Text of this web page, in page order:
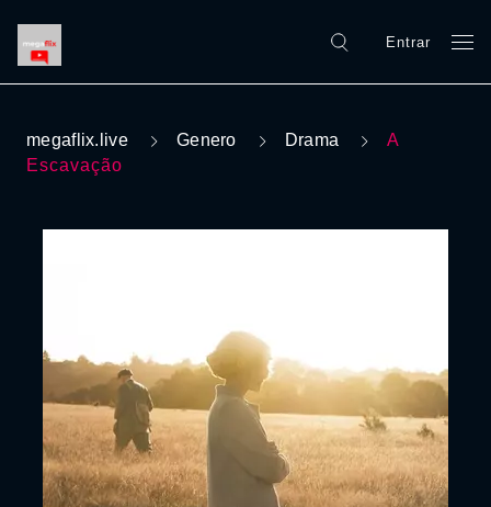
Entrar
megaflix.live Genero Drama
A
Escavação